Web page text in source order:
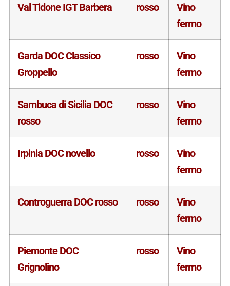
Val Tidone IGT Barbera rosso
Vino
fermo
Garda DOC Classico
Groppello
rosso
Vino
fermo
Sambuca di Sicilia DOC
rosso
rosso
Vino
fermo
Irpinia DOC novello rosso
Vino
fermo
Controguerra DOC rosso rosso
Vino
fermo
Piemonte DOC
Grignolino
rosso
Vino
fermo